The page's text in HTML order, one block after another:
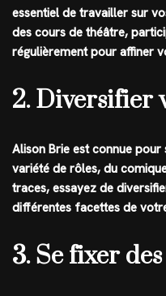
essentiel de travailler sur
des cours de théâtre,
régulièrement pour affiner
2. Diversifier
Alison Brie est connue
variété de rôles, du
traces, essayez de
différentes facettes de
3. Se fixer